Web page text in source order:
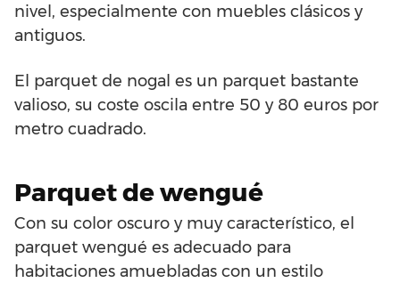
nivel, especialmente con muebles clásicos y
antiguos.
El parquet de nogal es un parquet bastante
valioso, su coste oscila entre 50 y 80 euros por
metro cuadrado.
Parquet de wengué
Con su color oscuro y muy característico, el
parquet wengué es adecuado para
habitaciones amuebladas con un estilo